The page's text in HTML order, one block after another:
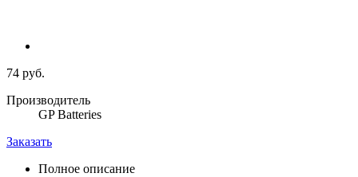
74 руб.
Производитель
GP Batteries
Заказать
Полное описание